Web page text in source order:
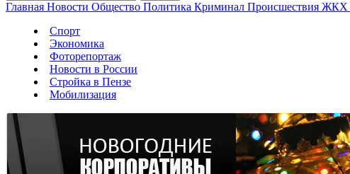
Главная Новости Общество Политика Криминал Происшествия ЖКХ
Спорт
Экономика
Фоторепортаж
Новости в России
Стройка в Пензе
Мобилизация